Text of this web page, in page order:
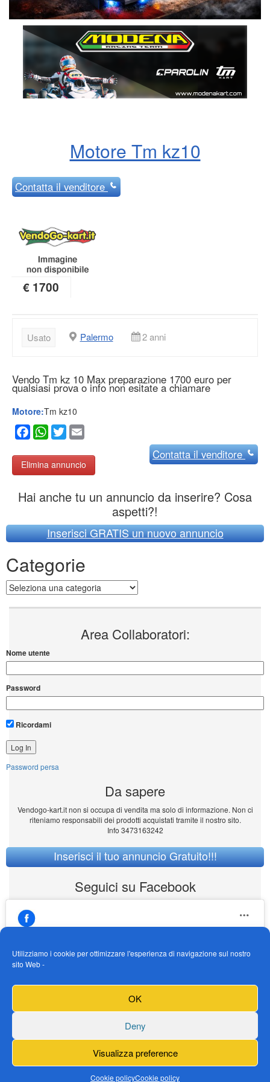
Utilizziamo i cookie per ottimizzare l'esperienza di navigazione sul nostro
sito Web -
OK
Deny
Visualizza preference
Cookie policyCookie policy
Motore Tm kz10
Contattail venditore
€ 1700
Usato Palermo 2 anni
Vendo Tm kz 10 Max preparazione 1700 euro per
qualsiasi prova o info non esitate a chiamare
Motore:Tm kz10
Facebook
WhatsApp
Twitter
Elimina annuncio
Contattail venditore
Hai anche tu un annuncio da inserire? Cosa
aspetti?!
Inserisci GRATIS un nuovo annuncio
Categorie
Categorie
Area Collaboratori:
Nome utente
Password
Ricordami
Password persa
Da sapere
Vendogo-kart.it non si occupa di vendita ma solo di informazione. Non ci
riteniamo responsabili dei prodotti acquistati tramite il nostro sito.
Info 3473163242
Inserisci il tuo annuncio Gratuito!!!
Seguici su Facebook
https://www.facebook.com/Vendogokartit/
Fai clic per accettare i cookie marketing e
abilitare questo contenuto